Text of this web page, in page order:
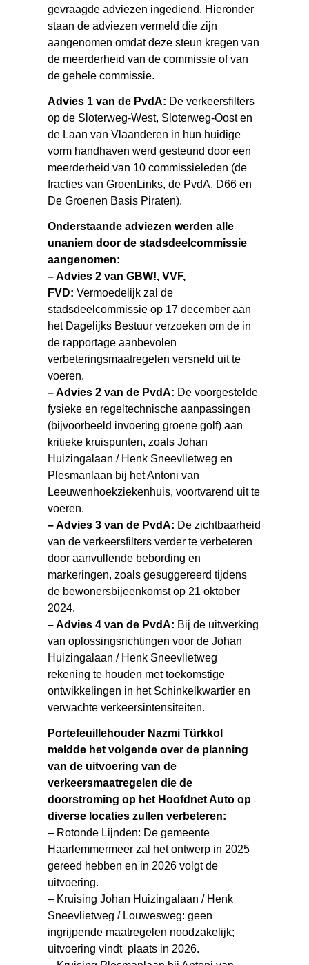
gevraagde adviezen ingediend. Hieronder
staan de adviezen vermeld die zijn
aangenomen omdat deze steun kregen van
de meerderheid van de commissie of van
de gehele commissie.
Advies 1 van de PvdA: De verkeersfilters
op de Sloterweg-West, Sloterweg-Oost en
de Laan van Vlaanderen in hun huidige
vorm handhaven werd gesteund door een
meerderheid van 10 commissieleden (de
fracties van GroenLinks, de PvdA, D66 en
De Groenen Basis Piraten).
Onderstaande adviezen werden alle
unaniem door de stadsdeelcommissie
aangenomen:
– Advies 2 van GBW!, VVF,
FVD:Vermoedelijk zal de
stadsdeelcommissie op 17 december aan
het Dagelijks Bestuur verzoeken om de in
de rapportage aanbevolen
verbeteringsmaatregelen versneld uit te
voeren.
– Advies 2 van de PvdA: De voorgestelde
fysieke en regeltechnische aanpassingen
(bijvoorbeeld invoering groene golf) aan
kritieke kruispunten, zoals Johan
Huizingalaan / Henk Sneevlietweg en
Plesmanlaan bij het Antoni van
Leeuwenhoekziekenhuis, voortvarend uit te
voeren.
– Advies 3 van de PvdA: De zichtbaarheid
van de verkeersfilters verder te verbeteren
door aanvullende bebording en
markeringen, zoals gesuggereerd tijdens
de bewonersbijeenkomst op 21 oktober
2024.
– Advies 4 van de PvdA: Bij de uitwerking
van oplossingsrichtingen voor de Johan
Huizingalaan / Henk Sneevlietweg
rekening te houden met toekomstige
ontwikkelingen in het Schinkelkwartier en
verwachte verkeersintensiteiten.
Portefeuillehouder Nazmi Türkkol
meldde het volgende over de planning
van de uitvoering van de
verkeersmaatregelen die de
doorstroming op het Hoofdnet Auto op
diverse locaties zullen verbeteren:
– Rotonde Lijnden: De gemeente
Haarlemmermeer zal het ontwerp in 2025
gereed hebben en in 2026 volgt de
uitvoering.
– Kruising Johan Huizingalaan / Henk
Sneevlietweg / Louwesweg: geen
ingrijpende maatregelen noodzakelijk;
uitvoering vindt plaats in 2026.